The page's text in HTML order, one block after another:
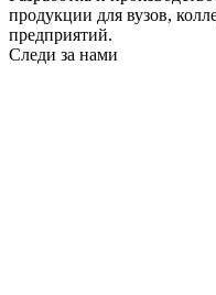
продукции для вузов,
предприятий.
Следи за нами